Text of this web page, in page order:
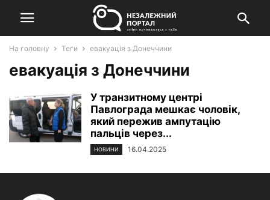
На головну Теги евакуація з Донеччини
евакуація з Донеччини
У транзитному центрі
Павлограда мешкає чоловік,
який пережив ампутацію
пальців через...
НОВИНИ 16.04.2025